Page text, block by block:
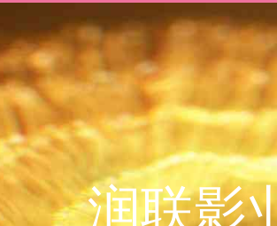
润联影